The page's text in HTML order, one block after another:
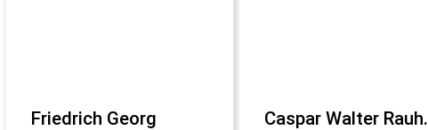
Friedrich Georg Caspar Walter Rauh.